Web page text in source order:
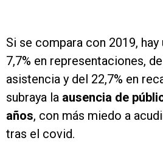
Si se compara con 2019,
7,7% en representaciones,
asistencia y del 22,7% en
subraya la ausencia de
años, con más miedo a
tras el covid.